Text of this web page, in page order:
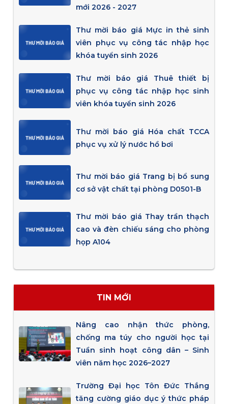
mới 2026 - 2027
Thư mời báo giá Mực in thẻ sinh
viên phục vụ công tác nhập học
khóa tuyển sinh 2026
Thư mời báo giá Thuê thiết bị
phục vụ công tác nhập học sinh
viên khóa tuyển sinh 2026
Thư mời báo giá Hóa chất TCCA
phục vụ xử lý nước hồ bơi
Thư mời báo giá Trang bị bổ sung
cơ sở vật chất tại phòng D0501-B
Thư mời báo giá Thay trần thạch
cao và đèn chiếu sáng cho phòng
họp A104
TIN MỚI
Nâng cao nhận thức phòng,
chống ma túy cho người học tại
Tuần sinh hoạt công dân – Sinh
viên năm học 2026–2027
Trường Đại học Tôn Đức Thắng
tăng cường giáo dục ý thức pháp